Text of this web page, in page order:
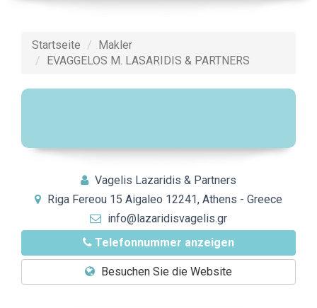
Startseite
Makler
EVAGGELOS M. LASARIDIS & PARTNERS
Vagelis Lazaridis & Partners
Riga Fereou 15 Aigaleo 12241, Athens - Greece
info@lazaridisvagelis.gr
Telefonnummer anzeigen
Besuchen Sie die Website